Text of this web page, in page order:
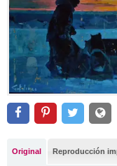
Original Reproducción